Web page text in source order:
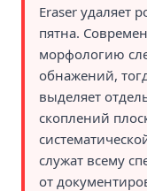
Eraser удаляет
пятна.
морфологию
обнажений,
выделяет
скоплений
служат всему
от